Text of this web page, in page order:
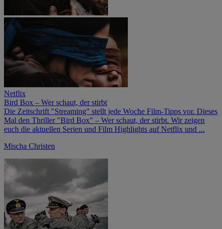
Netflix
Bird Box – Wer schaut, der stirbt
Die Zeitschrift "Streaming" stellt jede Woche Film-Tipps vor. Dieses
Mal den Thriller "Bird Box" – Wer schaut, der stirbt. Wir zeigen
euch die aktuellen Serien und Film Highlights auf Netflix und ...
Mischa Christen